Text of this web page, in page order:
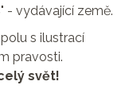
- vydávající země.
s ilustrací
pravosti.
svět!